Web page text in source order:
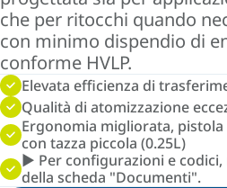
che per ritocchi quando
con minimo dispendio di
conforme HVLP.
Elevata efficienza di
Qualità di atomizzazione
Ergonomia migliorata,
con tazza piccola (0.25L)
► Per configurazioni e
della scheda "Documenti".